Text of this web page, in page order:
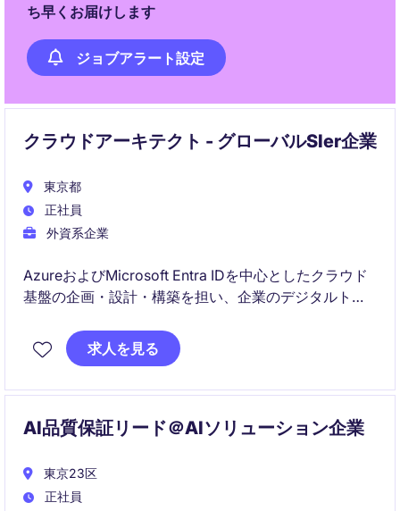
ち早くお届けします
ジョブアラート設定
クラウドアーキテクト - グローバルSIer企業
東京都
正社員
外資系企業
AzureおよびMicrosoft Entra IDを中心としたクラウド
基盤の企画・設計・構築を担い、企業のデジタルトラ
を見据えたセキュアで拡張性の高いアーキテクチャ設
計に携わることができるポジションです。
求人を見る
AI品質保証リード＠AIソリューション企業
東京23区
正社員